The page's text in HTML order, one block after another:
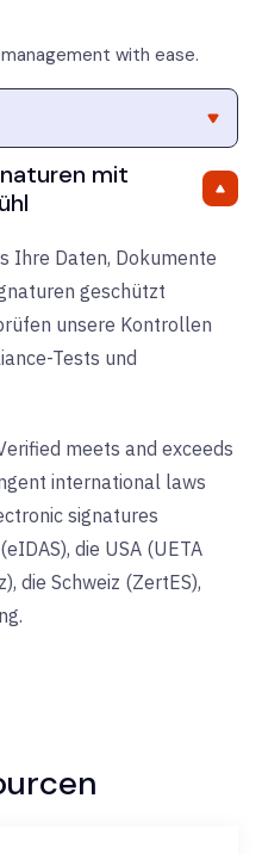
with ease.
mit
Ihre Daten, Dokumente
geschützt
unsere Kontrollen
Tests und
meets and exceeds
international laws
signatures
die USA (UETA
die Schweiz (ZertES),